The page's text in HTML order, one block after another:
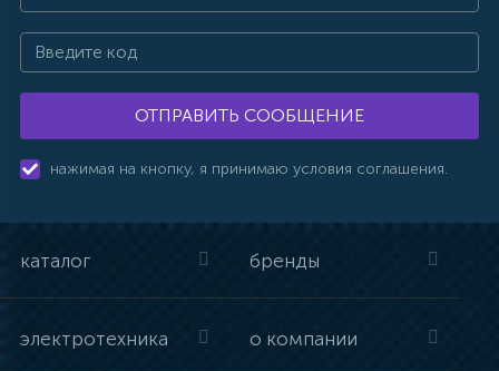
ОТПРАВИТЬ СООБЩЕНИЕ
нажимая на кнопку, я принимаю условия соглашения.
каталог бренды
электротехника о компании